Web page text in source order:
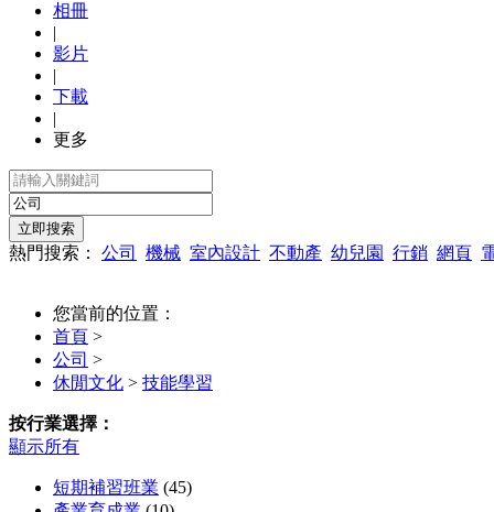
相冊
|
影片
|
下載
|
更多
熱門搜索： 公司 機械 室內設計 不動產 幼兒園 行銷 網頁
您當前的位置：
首頁 >
公司 >
休閒文化 > 技能學習
按行業選擇：
顯示所有
短期補習班業 (45)